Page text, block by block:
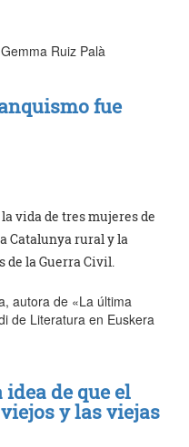
Ruiz Palà
fue
vida de tres mujeres de
Catalunya rural y la
de la Guerra Civil.
autora de «La última
de Literatura en Euskera
de que el
y las viejas